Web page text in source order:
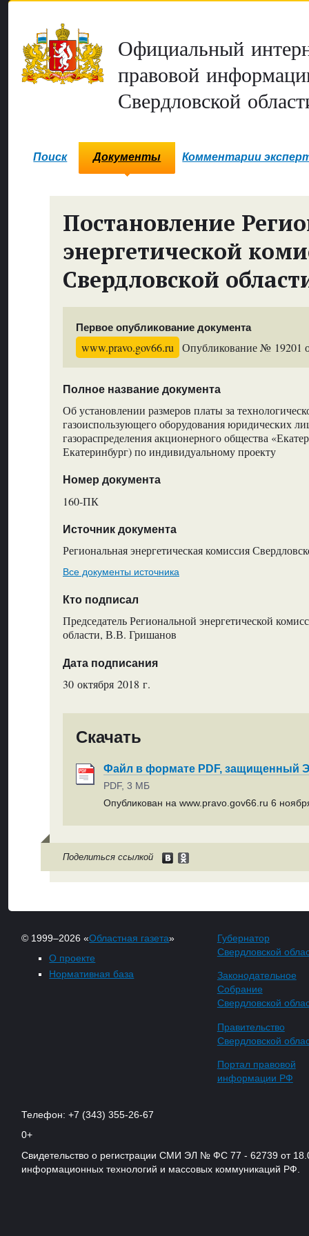
Официальный
правовой
Свердловской
Поиск Документы Комментарии
Постановление
энергетической
Свердловской
Первое опубликование документа
www.pravo.gov66.ru Опубликование № 19201
Полное название документа
Об установлении размеров платы за
газоиспользующего оборудования юридических
газораспределения акционерного общества
Екатеринбург) по индивидуальному проекту
Номер документа
160-ПК
Источник документа
Региональная энергетическая комиссия
Все документы источника
Кто подписал
Председатель Региональной энергетической
области, В.В. Гришанов
Дата подписания
30 октября 2018 г.
Скачать
Файл в формате PDF, защищенный
PDF, 3 МБ
Опубликован на www.pravo.gov66.ru 6
Поделиться ссылкой
© 1999–2026 «Областная газета»
О проекте
Нормативная база
Губернатор
Свердловской
Законодательное
Собрание
Свердловской
Правительство
Свердловской
Портал правовой
информации РФ
Телефон: +7 (343) 355-26-67
0+
Свидетельство о регистрации СМИ ЭЛ № ФС 77 - 62739 от
информационных технологий и массовых коммуникаций РФ.